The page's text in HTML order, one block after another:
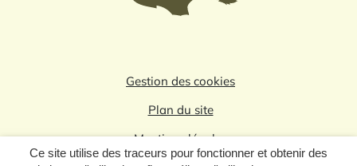
Ce site utilise des traceurs pour fonctionner et obtenir des
Gestion des cookies
Plan du site
Mentions légales